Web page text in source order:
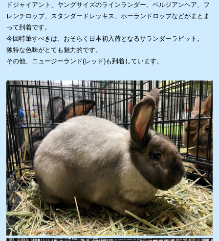
ドジャイアント、ヤングサイズのラインランダー、ベルジアンヘア、フ
レンチロップ、スタンダードレッキス、ホーランドロップなどがまとま
って到着です。
今回特筆すべきは、おそらく日本初入荷となるサランダーラビット。
独特な色味がとても魅力的です。
その他、ニュージーランド(レッド)も到着しています。